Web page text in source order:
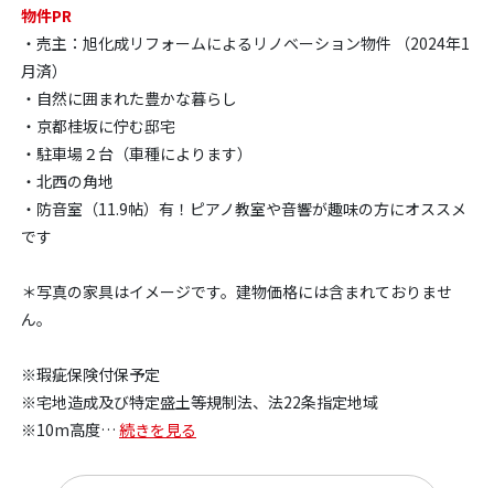
物件PR
・売主：旭化成リフォームによるリノベーション物件 （2024年1
月済）
・自然に囲まれた豊かな暮らし
・京都桂坂に佇む邸宅
・駐車場２台（車種によります）
・北西の角地
・防音室（11.9帖）有！ピアノ教室や音響が趣味の方にオススメ
です
＊写真の家具はイメージです。建物価格には含まれておりませ
ん。
※瑕疵保険付保予定
※宅地造成及び特定盛土等規制法、法22条指定地域
※10m高度… 続きを見る